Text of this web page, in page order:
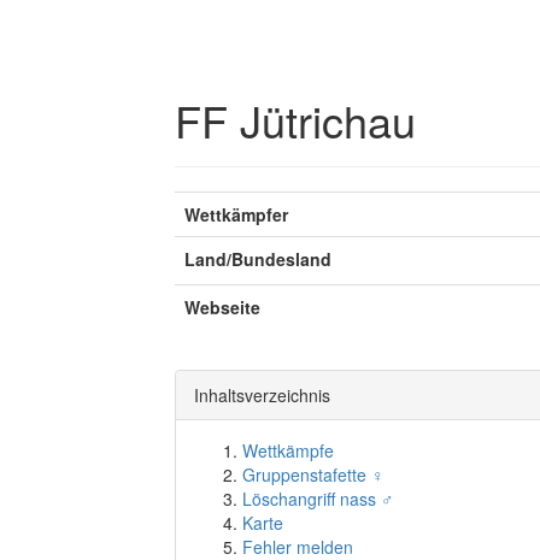
FF Jütrichau
Wettkämpfer
Land/Bundesland
Webseite
Inhaltsverzeichnis
Wettkämpfe
Gruppenstafette ♀
Löschangriff nass ♂
Karte
Fehler melden